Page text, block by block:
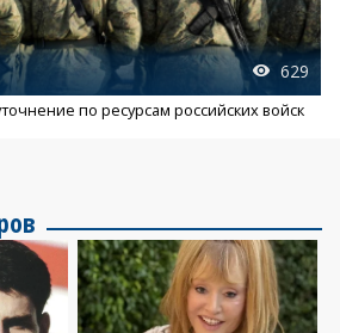
629
по ресурсам российских войск